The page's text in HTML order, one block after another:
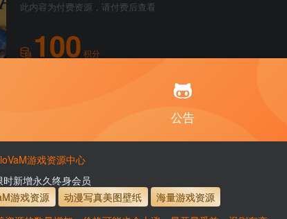
此内容为付费资源，请付费后查看
100 积分
永久至尊会员
终生有效 会员免费下载资源
公告
游戏资源中心
时新增永久终身会员
游戏资源
动漫写真美图壁纸
海量游戏资源